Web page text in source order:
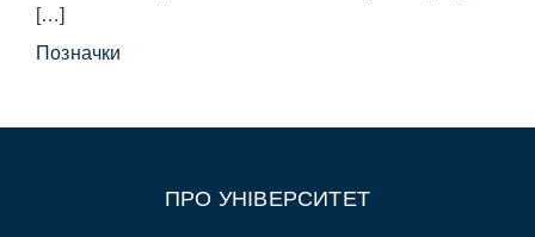
[…]
Позначки
ПРО УНІВЕРСИТЕТ